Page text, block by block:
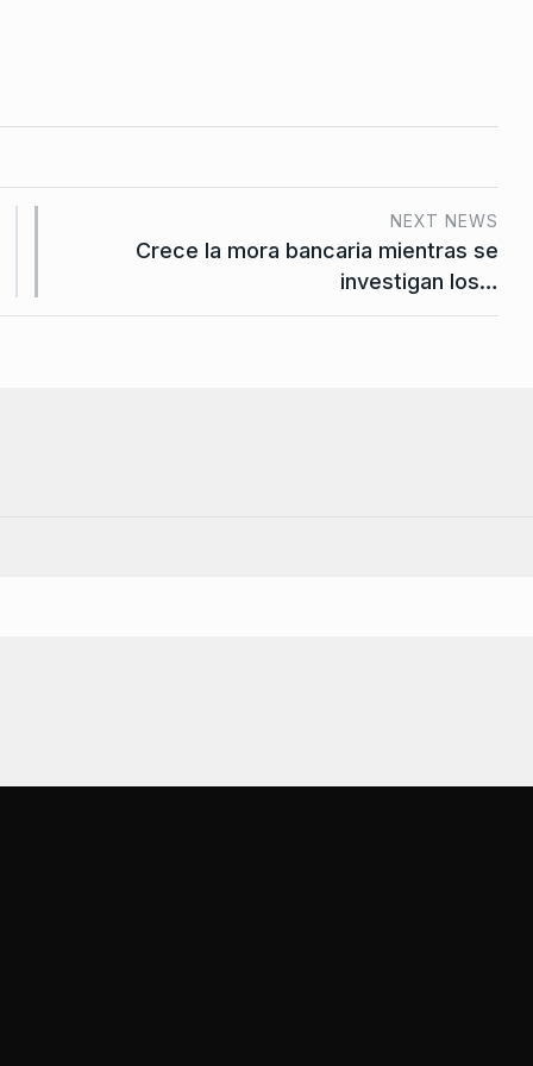
NEXT NEWS
Crece la mora bancaria mientras se
investigan los…